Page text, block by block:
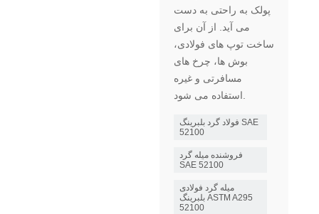
پولک به راحتی به دست
می آید. از آن برای
ساخت توپ های فولادی،
بوش ها، چرخ های
مسافرتی و غیره
استفاده می شود.
فولاد گرد بلبرینگ SAE
52100
فروشنده میله گرد
SAE 52100
میله گرد فولادی
بلبرینگ ASTM A295
52100